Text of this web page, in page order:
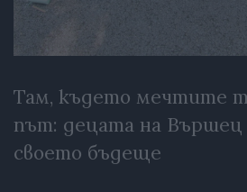
Там, където мечтите
път: децата на Вършец
своето бъдеще